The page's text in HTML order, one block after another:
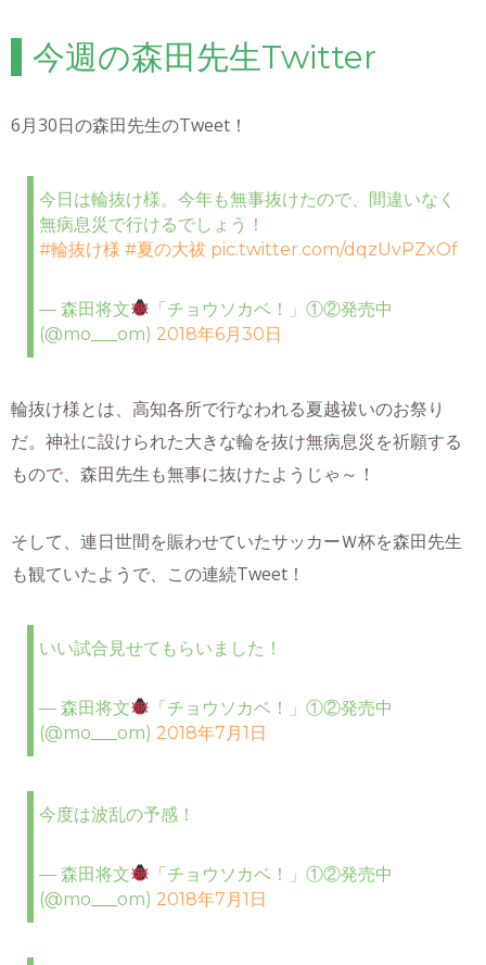
今週の森田先生Twitter
6月30日の森田先生のTweet！
今日は輪抜け様。今年も無事抜けたので、間違いなく
無病息災で行けるでしょう！
#輪抜け様 #夏の大祓 pic.twitter.com/dqzUvPZxOf
— 森田将文
「チョウソカベ！」①②発売中
(@mo___om) 2018年6月30日
輪抜け様とは、高知各所で行なわれる夏越祓いのお祭り
だ。神社に設けられた大きな輪を抜け無病息災を祈願する
もので、森田先生も無事に抜けたようじゃ～！
そして、連日世間を賑わせていたサッカーＷ杯を森田先生
も観ていたようで、この連続Tweet！
いい試合見せてもらいました！
— 森田将文
「チョウソカベ！」①②発売中
(@mo___om) 2018年7月1日
今度は波乱の予感！
— 森田将文
「チョウソカベ！」①②発売中
(@mo___om) 2018年7月1日